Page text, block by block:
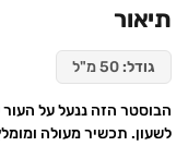
תיאור
גודל:
הבוסטר הזה ננעל על
לשעון. תכשיר מעולה